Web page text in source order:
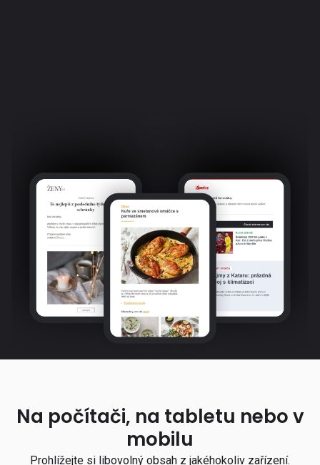
Na počítači, na tabletu nebo v
mobilu
Prohlížejte si libovolný obsah z jakéhokoliv zařízení.